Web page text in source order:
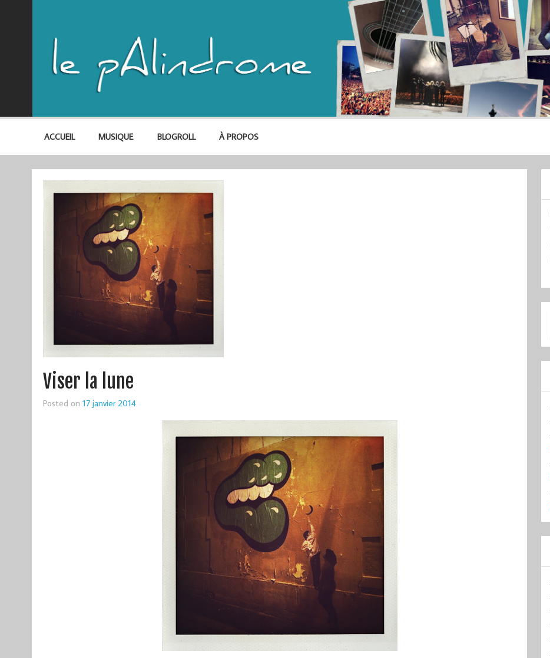
ACCUEIL MUSIQUE BLOGROLL À PROPOS
Viser la lune
Posted on 17 janvier 2014